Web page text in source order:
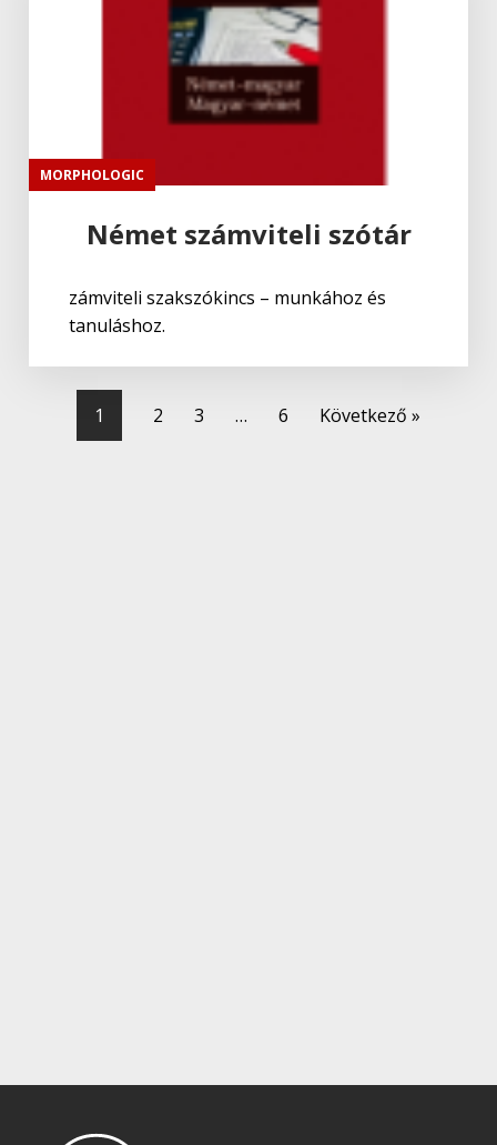
MORPHOLOGIC
Német számviteli szótár
zámviteli szakszókincs – munkához és
tanuláshoz.
1 2 3 … 6 Következő »